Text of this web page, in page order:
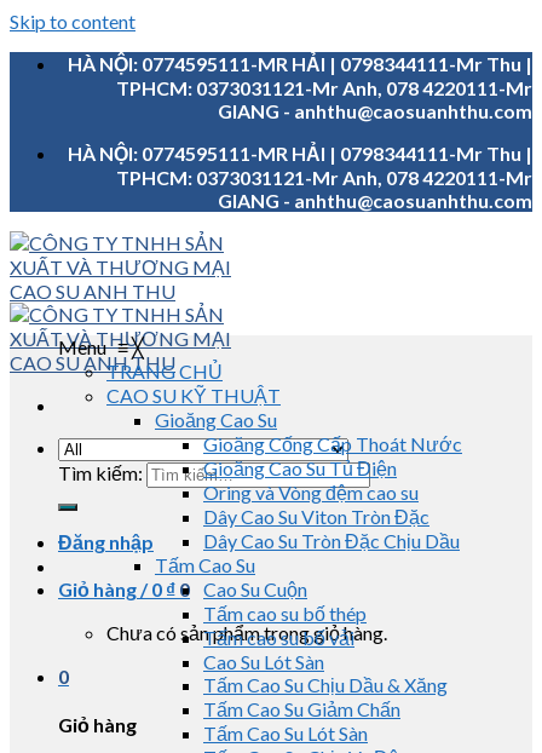
Skip to content
HÀ NỘI: 0774595111-MR HẢI | 0798344111-Mr Thu |
TPHCM: 0373031121-Mr Anh, 078 4220111-Mr
GIANG - anhthu@caosuanhthu.com
HÀ NỘI: 0774595111-MR HẢI | 0798344111-Mr Thu |
TPHCM: 0373031121-Mr Anh, 078 4220111-Mr
GIANG - anhthu@caosuanhthu.com
Tìm kiếm:
Đăng nhập
Giỏ hàng /0 ₫ 0
Chưa có sản phẩm trong giỏ hàng.
0
Giỏ hàng
Menu≡╳
TRANG CHỦ
CAO SU KỸ THUẬT
Gioăng Cao Su
Gioăng Cống Cấp Thoát Nước
Gioăng Cao Su Tủ Điện
Oring và Vòng đệm cao su
Dây Cao Su Viton Tròn Đặc
Dây Cao Su Tròn Đặc Chịu Dầu
Tấm Cao Su
Cao Su Cuộn
Tấm cao su bố thép
Tấm cao su bố vải
Cao Su Lót Sàn
Tấm Cao Su Chịu Dầu & Xăng
Tấm Cao Su Giảm Chấn
Tấm Cao Su Lót Sàn